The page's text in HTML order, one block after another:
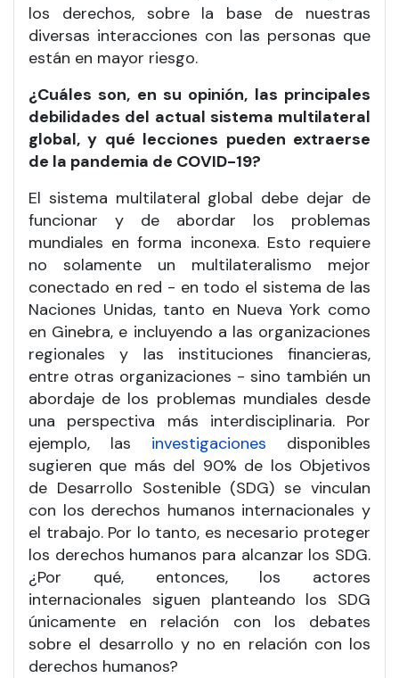
los derechos, sobre la base de nuestras
diversas interacciones con las personas que
están en mayor riesgo.
¿Cuáles son, en su opinión, las principales
debilidades del actual sistema multilateral
global, y qué lecciones pueden extraerse
de la pandemia de COVID-19?
El sistema multilateral global debe dejar de
funcionar y de abordar los problemas
mundiales en forma inconexa. Esto requiere
no solamente un multilateralismo mejor
conectado en red - en todo el sistema de las
Naciones Unidas, tanto en Nueva York como
en Ginebra, e incluyendo a las organizaciones
regionales y las instituciones financieras,
entre otras organizaciones - sino también un
abordaje de los problemas mundiales desde
una perspectiva más interdisciplinaria. Por
ejemplo, las investigaciones disponibles
sugieren que más del 90% de los Objetivos
de Desarrollo Sostenible (SDG) se vinculan
con los derechos humanos internacionales y
el trabajo. Por lo tanto, es necesario proteger
los derechos humanos para alcanzar los SDG.
¿Por qué, entonces, los actores
internacionales siguen planteando los SDG
únicamente en relación con los debates
sobre el desarrollo y no en relación con los
derechos humanos?